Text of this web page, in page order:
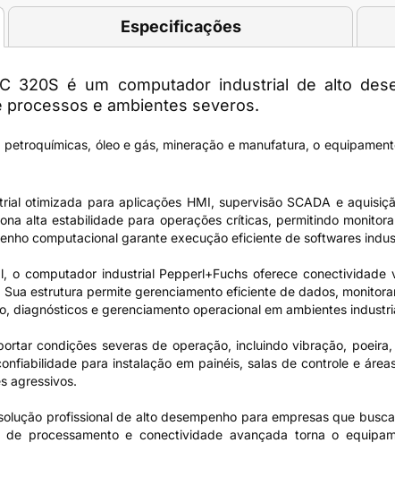
Especificações
320S é um computador industrial de alto
e ambientes severos.
óleo e gás, mineração e manufatura, o
otimizada para aplicações HMI, supervisão SCADA e
alta estabilidade para operações críticas, permitindo
computacional garante execução eficiente de softwares
o computador industrial Pepperl+Fuchs oferece
estrutura permite gerenciamento eficiente de dados,
diagnósticos e gerenciamento operacional em ambientes
condições severas de operação, incluindo vibração,
para instalação em painéis, salas de controle e
agressivos.
profissional de alto desempenho para empresas que
processamento e conectividade avançada torna o